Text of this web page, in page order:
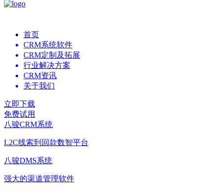
首页
CRM系统软件
CRM定制及拓展
行业解决方案
CRM资讯
关于我们
立即下载
免费试用
八骏CRM系统
L2C线索到回款数智平台
八骏DMS系统
强大的渠道管理软件